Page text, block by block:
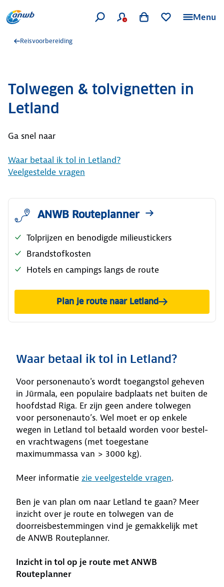
Menu
Reisvoorbereiding
Tolwegen & tolvignetten in
Letland
Ga snel naar
Waar betaal ik tol in Letland?
Veelgestelde vragen
ANWB Routeplanner
Tolprijzen en benodigde milieustickers
Brandstofkosten
Hotels en campings langs de route
Plan je route naar Letland
Waar betaal ik tol in Letland?
Voor personenauto's wordt toegangstol geheven
in Jūrmala, een populaire badplaats net buiten de
hoofdstad Riga. Er zijn geen andere tolwegen
voor personenauto’s. Wel moet er op enkele
wegen in Letland tol betaald worden voor bestel-
en vrachtwagens (met toegestane
maximummassa van > 3000 kg).
Meer informatie zie veelgestelde vragen.
Ben je van plan om naar Letland te gaan? Meer
inzicht over je route en tolwegen van de
doorreisbestemmingen vind je gemakkelijk met
de ANWB Routeplanner.
Inzicht in tol op je route met ANWB
Routeplanner